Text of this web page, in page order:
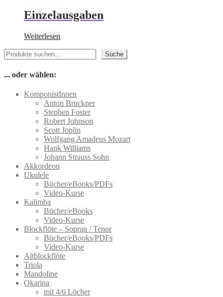
mehrere
Varianten
Optionen
können
werden
Einzelausgaben
Weiterlesen
Suchen
Suche
... oder wählen:
KomponistInnen
Anton Bruckner
Stephen Foster
Robert Johnson
Scott Joplin
Wolfgang Amadeus Mozart
Hank Williams
Johann Strauss Sohn
Akkordeon
Ukulele
Bücher/eBooks/PDFs
Video-Kurse
Kalimba
Bücher/eBooks
Video-Kurse
Blockflöte – Sopran / Tenor
Bücher/eBooks/PDFs
Video-Kurse
Altblockflöte
Triola
Mandoline
Okarina
mit 4/6 Löcher